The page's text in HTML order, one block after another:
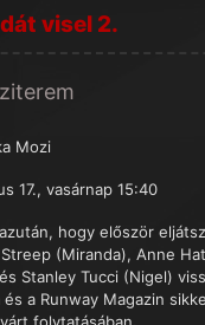
visel 2.
Mozi
17., vasárnap 15:40
hogy először
(Miranda), Anne
Stanley Tucci (Nigel)
a Runway Magazin
folytatásában.